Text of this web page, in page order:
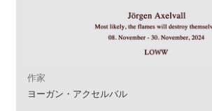
作家
ヨーガン・アクセルバル